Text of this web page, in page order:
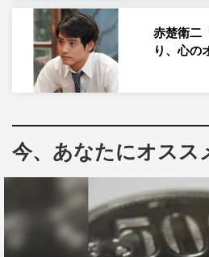
のに笑える、不器用だから胸を
れない恋愛迷子たちのラブスト
赤楚は「今回僕が演じさせてい
は、仕事もある程度キャリアを
人。でも10年ぶりに恋愛をして
けど、この優しさはなんかちょっ
す。僕も含めて、男性はみんな
があるんじゃないかなと思います
クターを分析。
赤楚衛二
り、心の
今、あなたにオスス